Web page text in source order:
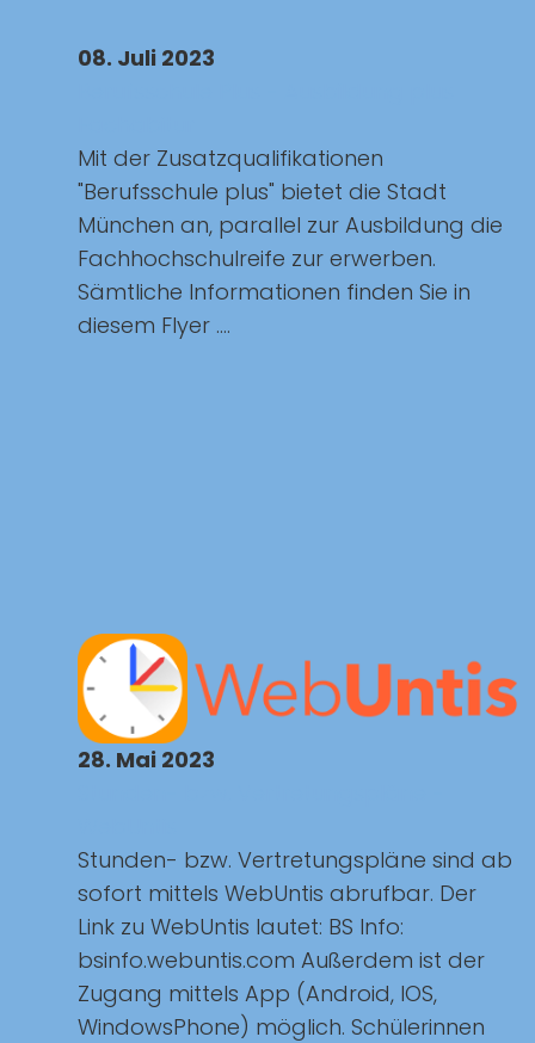
08. Juli 2023
Mit der Zusatzqualifikationen
"Berufsschule plus" bietet die Stadt
München an, parallel zur Ausbildung die
Fachhochschulreife zur erwerben.
Sämtliche Informationen finden Sie in
diesem Flyer ....
28. Mai 2023
Stunden- bzw. Vertretungspläne sind ab
sofort mittels WebUntis abrufbar. Der
Link zu WebUntis lautet: BS Info:
bsinfo.webuntis.com Außerdem ist der
Zugang mittels App (Android, IOS,
WindowsPhone) möglich. Schülerinnen